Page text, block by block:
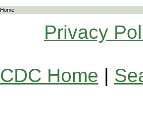
Home
Privacy
CDC Home |